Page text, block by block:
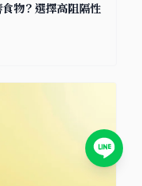
物？選擇高阻隔性